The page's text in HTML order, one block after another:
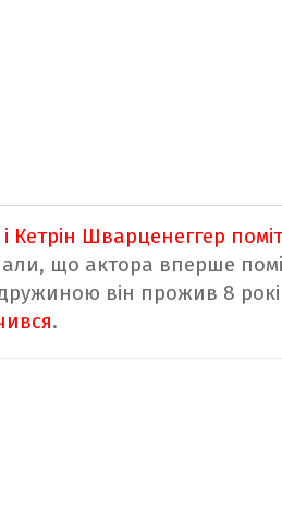
і Кетрін Шварценеггер
що актора вперше
він прожив 8
.